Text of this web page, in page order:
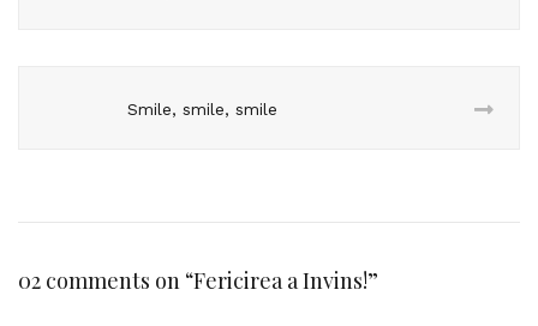
Smile, smile, smile
02 comments on “Fericirea a Invins!”